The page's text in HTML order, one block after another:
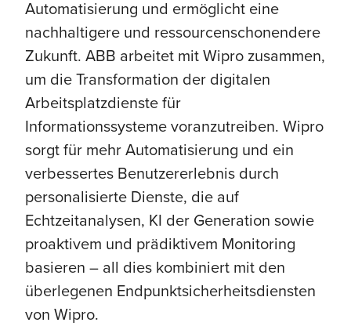
Automatisierung und ermöglicht eine
nachhaltigere und ressourcenschonendere
Zukunft. ABB arbeitet mit Wipro zusammen,
um die Transformation der digitalen
Arbeitsplatzdienste für
Informationssysteme voranzutreiben. Wipro
sorgt für mehr Automatisierung und ein
verbessertes Benutzererlebnis durch
personalisierte Dienste, die auf
Echtzeitanalysen, KI der Generation sowie
proaktivem und prädiktivem Monitoring
basieren – all dies kombiniert mit den
überlegenen Endpunktsicherheitsdiensten
von Wipro.